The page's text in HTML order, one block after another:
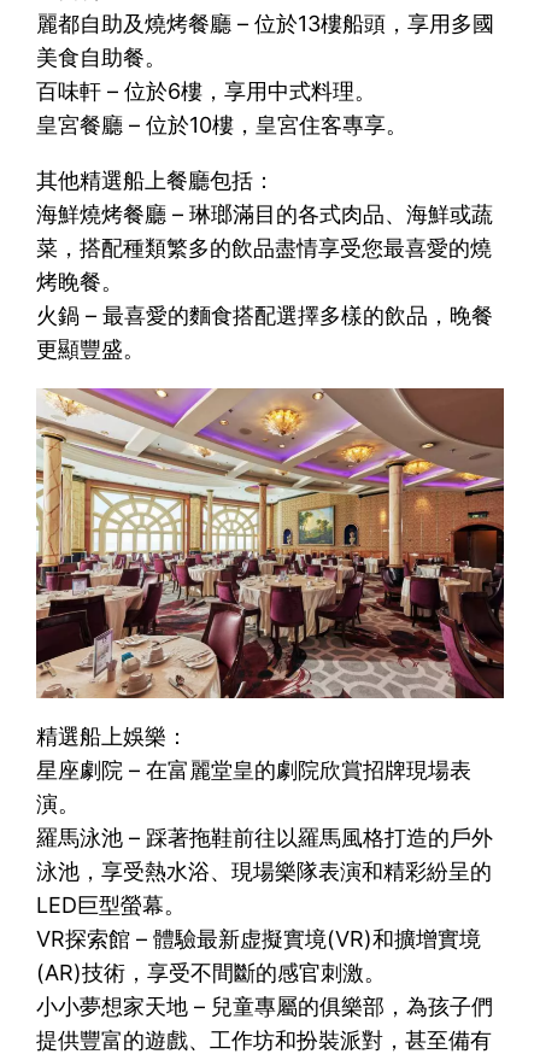
麗都自助及燒烤餐廳 – 位於13樓船頭，享用多國
美食自助餐。
百味軒 – 位於6樓，享用中式料理。
皇宮餐廳 – 位於10樓，皇宮住客專享。
其他精選船上餐廳包括：
海鮮燒烤餐廳 – 琳瑯滿目的各式肉品、海鮮或蔬
菜，搭配種類繁多的飲品盡情享受您最喜愛的燒
烤睌餐。
火鍋 – 最喜愛的麵食搭配選擇多樣的飲品，晚餐
更顯豐盛。
精選船上娛樂：
星座劇院 – 在富麗堂皇的劇院欣賞招牌現場表
演。
羅馬泳池 – 踩著拖鞋前往以羅馬風格打造的戶外
泳池，享受熱水浴、現場樂隊表演和精彩紛呈的
LED巨型螢幕。
VR探索館 – 體驗最新虚擬實境(VR)和擴增實境
(AR)技術，享受不間斷的感官刺激。
小小夢想家天地 – 兒童專屬的俱樂部，為孩子們
提供豐富的遊戲、工作坊和扮裝派對，甚至備有